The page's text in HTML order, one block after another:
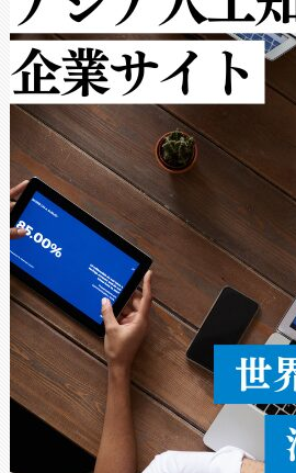
ルの変電所周囲
作業と点群処理
Avia 2は、2種類
× 80°のノーマル
ードを切り替え
ることなく、単
うにします。遠
密度なスキャ […]